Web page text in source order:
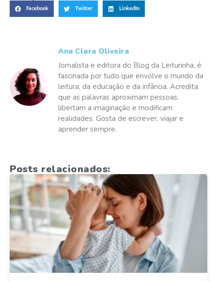
Facebook Twitter LinkedIn
Ana Clara Oliveira
Jornalista e editora do Blog da Leiturinha, é
fascinada por tudo que envolve o mundo da
leitura, da educação e da infância. Acredita
que as palavras aproximam pessoas,
libertam a imaginação e modificam
realidades. Gosta de escrever, viajar e
aprender sempre.
Posts relacionados: